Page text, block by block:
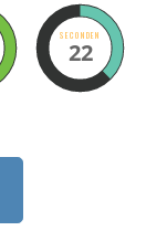
SECONDEN
20